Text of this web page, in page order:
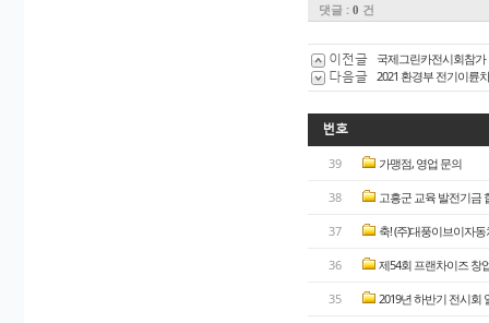
댓글 : 0 건
이전글 국제그린카전시회참가
다음글 2021 환경부 전기이륜
번호
39 가맹점, 영업 문의
38 고흥군 교육 발전기금
37 축! (주)대풍이브이자동
36 제54회 프랜차이즈 창
35 2019년 하반기 전시회